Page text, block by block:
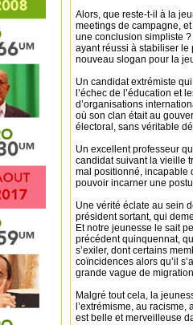
Alors, que reste-t-il à la
meetings de campagne,
une conclusion simpliste
ayant réussi à stabiliser
nouveau slogan pour la
Un candidat extrémiste
l’échec de l’éducation et
d’organisations
où son clan était au
électoral, sans véritable
Un excellent professeur
candidat suivant la vieille
mal positionné, incapable
pouvoir incarner une
Une vérité éclate au sein
président sortant, qui
Et notre jeunesse le sait
précédent quinquennat,
s’exiler, dont certains
coïncidences alors qu’il
grande vague de
Malgré tout cela, la
l’extrémisme, au
est belle et merveilleuse